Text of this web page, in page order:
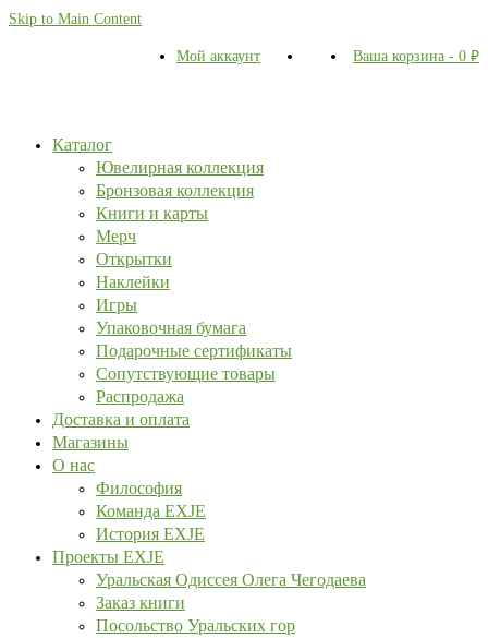
Skip to Main Content
Мой аккаунт Ваша корзина - 0 ₽
Каталог
Ювелирная коллекция
Бронзовая коллекция
Книги и карты
Мерч
Открытки
Наклейки
Игры
Упаковочная бумага
Подарочные сертификаты
Сопутствующие товары
Распродажа
Доставка и оплата
Магазины
О нас
Философия
Команда EXJE
История EXJE
Проекты EXJE
Уральская Одиссея Олега Чегодаева
Заказ книги
Посольство Уральских гор